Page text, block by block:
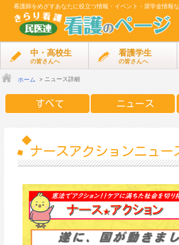
看護師をめざすあなたに役立つ情報・イベント・奨学金情報
中・高校生
の皆さんへ
看護学生
の皆さんへ
ホーム ニュース詳細
すべて ニュース
ナースアクションニュ